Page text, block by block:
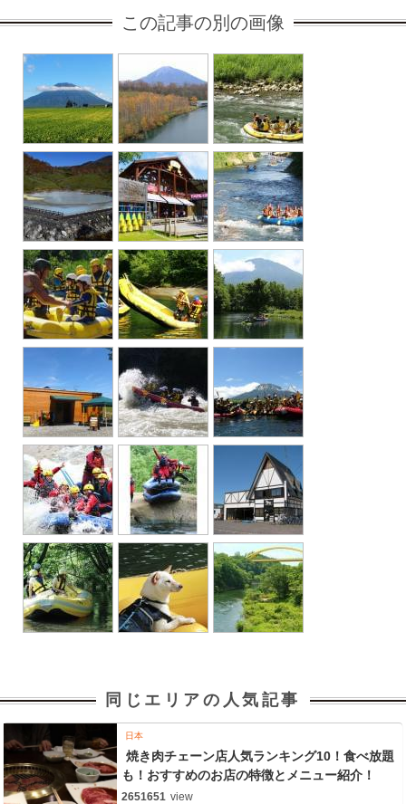
この記事の別の画像
同じエリアの人気記事
日本
焼き肉チェーン店人気ランキング10！食べ放題
も！おすすめのお店の特徴とメニュー紹介！
2651651 view